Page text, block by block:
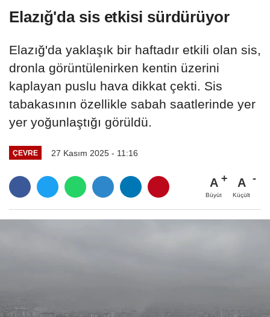
Elazığ'da sis etkisi sürdürüyor
Elazığ'da yaklaşık bir haftadır etkili olan sis,
dronla görüntülenirken kentin üzerini
kaplayan puslu hava dikkat çekti. Sis
tabakasının özellikle sabah saatlerinde yer
yer yoğunlaştığı görüldü.
ÇEVRE 27 Kasım 2025 - 11:16
A
Büyüt
A
Küçült